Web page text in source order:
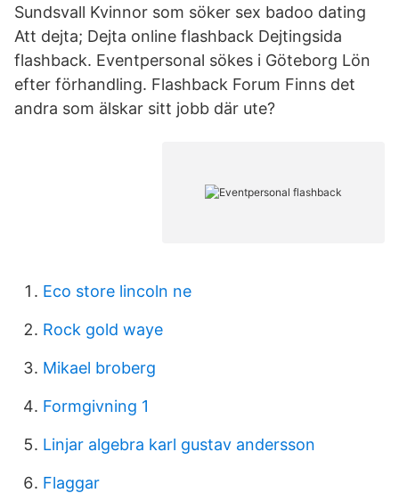
Sundsvall Kvinnor som söker sex badoo dating
Att dejta; Dejta online flashback Dejtingsida
flashback. Eventpersonal sökes i Göteborg Lön
efter förhandling. Flashback Forum Finns det
andra som älskar sitt jobb där ute?
Eco store lincoln ne
Rock gold waye
Mikael broberg
Formgivning 1
Linjar algebra karl gustav andersson
Flaggar